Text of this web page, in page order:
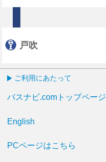
戸吹
ご利用にあたって
バスナビ.comトップページ
English
PCページはこちら